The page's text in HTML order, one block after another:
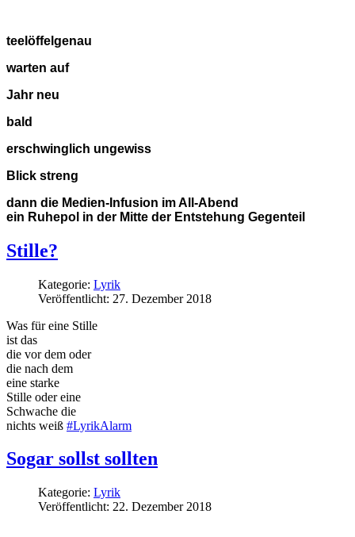
teelöffelgenau
warten auf
Jahr neu
bald
erschwinglich ungewiss
Blick streng
dann die Medien-Infusion im All-Abend
ein Ruhepol in der Mitte der Entstehung Gegenteil
Stille?
Kategorie: Lyrik
Veröffentlicht: 27. Dezember 2018
Was für eine Stille
ist das
die vor dem oder
die nach dem
eine starke
Stille oder eine
Schwache die
nichts weiß #LyrikAlarm
Sogar sollst sollten
Kategorie: Lyrik
Veröffentlicht: 22. Dezember 2018